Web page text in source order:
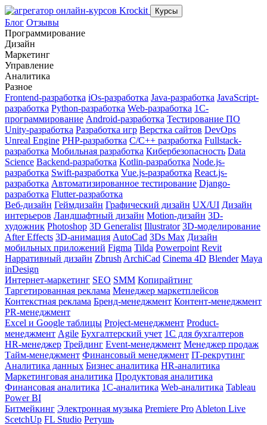
Курсы
Блог Отзывы
Программирование
Дизайн
Маркетинг
Управление
Аналитика
Разное
Frontend-разработка iOs-разработка Java-разработка JavaScript-
разработка Python-разработка Web-разработка 1С-
программирование Android-разработка Тестирование ПО
Unity-разработка Разработка игр Верстка сайтов DevOps
Unreal Engine PHP-разработка C/C++ разработка Fullstack-
разработка Мобильная разработка Кибербезопасность Data
Science Вackend-разработка Kotlin-разработка Node.js-
разработка Swift-разработка Vue.js-разработка React.js-
разработка Автоматизированное тестирование Django-
разработка Flutter-разработка
Веб-дизайн Геймдизайн Графический дизайн UX/UI Дизайн
интерьеров Ландшафтный дизайн Motion-дизайн 3D-
художник Photoshop 3D Generalist Illustrator 3D-моделирование
After Effects 3D-анимация AutoCad 3Ds Max Дизайн
мобильных приложений Figma Tilda Powerpoint Revit
Нарративный дизайн Zbrush ArchiCad Cinema 4D Blender Maya
inDesign
Интернет-маркетинг SEO SMM Копирайтинг
Таргетированная реклама Менеджер маркетплейсов
Контекстная реклама Бренд-менеджмент Контент-менеджмент
PR-менеджмент
Excel и Google таблицы Project-менеджмент Product-
менеджмент Agile Бухгалтерский учет 1С для бухгалтеров
HR-менеджер Трейдинг Event-менеджмент Менеджер продаж
Тайм-менеджмент Финансовый менеджмент IT-рекрутинг
Аналитика данных Бизнес аналитика HR-аналитика
Маркетинговая аналитика Продуктовая аналитика
Финансовая аналитика 1C-аналитика Web-аналитика Tableau
Power BI
Битмейкинг Электронная музыка Premiere Pro Ableton Live
ScetchUp FL Studio Ретушь